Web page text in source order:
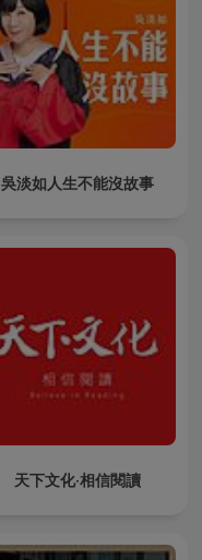
吳淡如人生不能沒故事
天下文化‧相信閱讀